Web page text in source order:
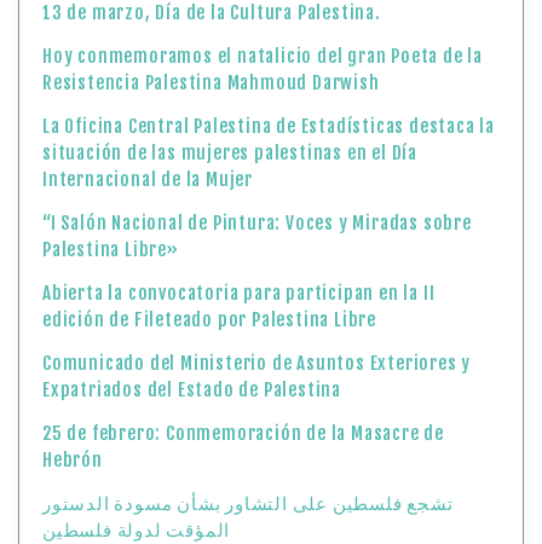
13 de marzo, Día de la Cultura Palestina.
Hoy conmemoramos el natalicio del gran Poeta de la
Resistencia Palestina Mahmoud Darwish
La Oficina Central Palestina de Estadísticas destaca la
situación de las mujeres palestinas en el Día
Internacional de la Mujer
“I Salón Nacional de Pintura: Voces y Miradas sobre
Palestina Libre»
Abierta la convocatoria para participan en la II
edición de Fileteado por Palestina Libre
Comunicado del Ministerio de Asuntos Exteriores y
Expatriados del Estado de Palestina
25 de febrero: Conmemoración de la Masacre de
Hebrón
تشجع فلسطين على التشاور بشأن مسودة الدستور
المؤقت لدولة فلسطين